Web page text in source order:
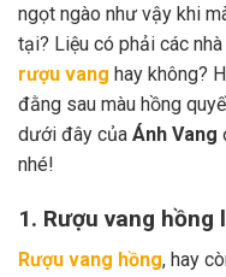
ngọt ngào như vậy khi
tại? Liệu có phải các
rượu vang hay không?
đằng sau màu hồng
dưới đây của Ánh Vang
nhé!
1. Rượu vang hồng
Rượu vang hồng, hay